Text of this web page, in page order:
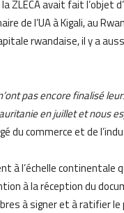
ZLECA avait fait l’objet
de l’UA à Kigali, au
rwandaise, il y a
pas encore finalisé
en juillet et nous
du commerce et de
à l’échelle
à la réception du
à signer et à ratifier le